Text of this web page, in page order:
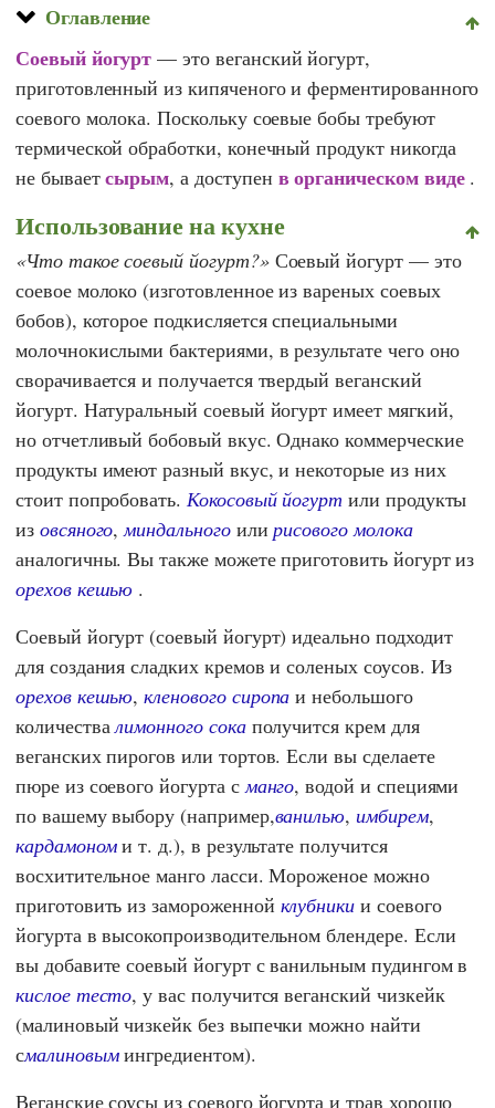
Оглавление
Соевый йогурт — это веганский йогурт,
приготовленный из кипяченого и ферментированного
соевого молока. Поскольку соевые бобы требуют
термической обработки, конечный продукт никогда
не бываетсырым, а доступен в органическом виде.
Использование на кухне
Что такое соевый йогурт? Соевый йогурт — это
соевое молоко (изготовленное из вареных соевых
бобов), которое подкисляется специальными
молочнокислыми бактериями, в результате чего оно
сворачивается и получается твердый веганский
йогурт. Натуральный соевый йогурт имеет мягкий,
но отчетливый бобовый вкус. Однако коммерческие
продукты имеют разный вкус, и некоторые из них
стоит попробовать. Кокосовый йогурт или продукты
из овсяного,миндальногоилирисового молока
аналогичны. Вы также можете приготовить йогурт из
орехов кешью .
Соевый йогурт (соевый йогурт) идеально подходит
для создания сладких кремов и соленых соусов. Из
орехов кешью,кленового сиропа и небольшого
количествалимонного сокаполучится крем для
веганских пирогов или тортов. Если вы сделаете
пюре из соевого йогурта сманго, водой и специями
по вашему выбору (например,ванилью, имбирем,
кардамономи т. д.), в результате получится
восхитительное манго ласси. Мороженое можно
приготовить из замороженной клубники и соевого
йогурта в высокопроизводительном блендере. Если
вы добавите соевый йогурт с ванильным пудингом в
кислое тесто, у вас получится веганский чизкейк
(малиновый чизкейк без выпечки можно найти
смалиновымингредиентом).
Веганские соусы из соевого йогурта и трав хорошо